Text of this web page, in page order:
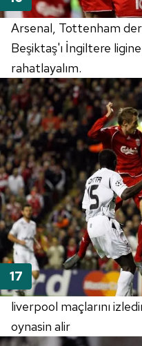
Arsenal, Tottenham
Beşiktaş'ı İngiltere
rahatlayalım.
liverpool maçlarını
oynasin alir